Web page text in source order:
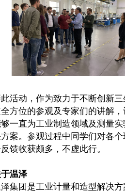
活动，作为致力于不断创新
方位的参观及专家们的讲解
一直为工业制造领域及测量
案。参观过程中同学们对各
馈收获颇多，不虚此行。
温泽
集团是工业计量和造型解决